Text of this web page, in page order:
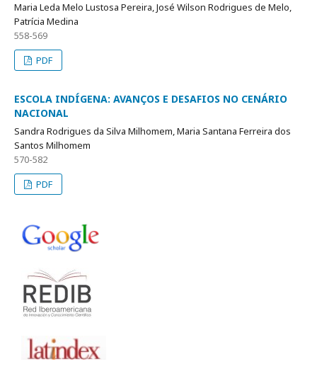
Maria Leda Melo Lustosa Pereira, José Wilson Rodrigues de Melo,
Patrícia Medina
558-569
PDF
ESCOLA INDÍGENA: AVANÇOS E DESAFIOS NO CENÁRIO
NACIONAL
Sandra Rodrigues da Silva Milhomem, Maria Santana Ferreira dos
Santos Milhomem
570-582
PDF